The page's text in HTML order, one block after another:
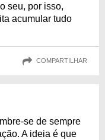
seu, por isso,
acumular tudo
COMPARTILHAR
se de sempre
A ideia é que